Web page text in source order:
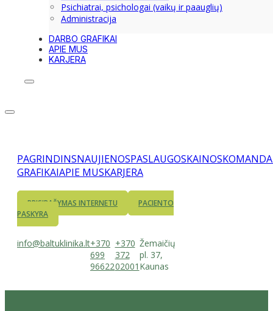
Psichiatrai, psichologai (vaikų ir paauglių)
Administracija
DARBO GRAFIKAI
APIE MUS
KARJERA
PAGRINDINSNAUJIENOSPASLAUGOSKAINOSKOMANDA
GRAFIKAIAPIE MUSKARJERA
PRISIRAŠYMAS INTERNETU
PACIENTO
PASKYRA
info@baltuklinika.lt+370
699
96622
+370
372
02001
Žemaičių
pl. 37,
Kaunas